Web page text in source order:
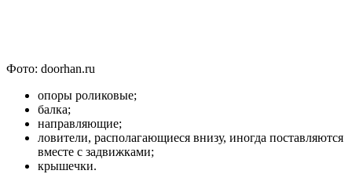
Фото: doorhan.ru
опоры роликовые;
балка;
направляющие;
ловители, располагающиеся внизу, иногда поставляются
вместе с задвижками;
крышечки.